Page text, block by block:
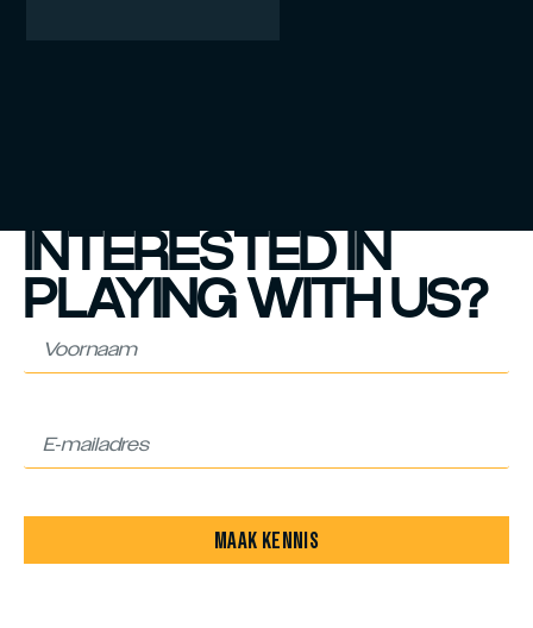
INTERESTED IN
PLAYING WITH US?
MAAK KENNIS